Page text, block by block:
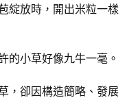
綻放時，開出米粒一樣
的小草好像九牛一毫。
，卻因構造簡略、發展